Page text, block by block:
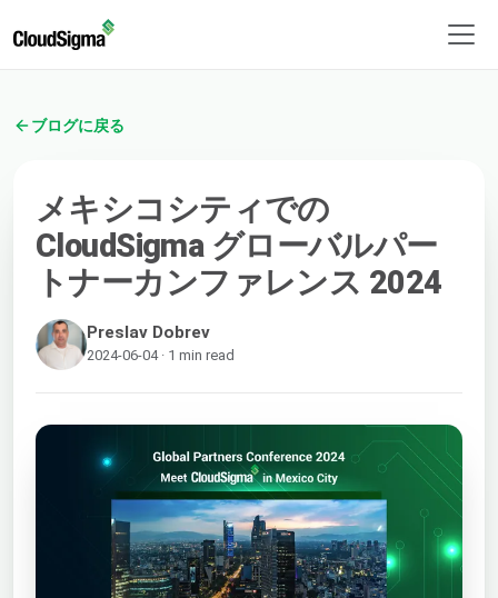
ブログに戻る
メキシコシティでの
CloudSigma グローバルパー
トナーカンファレンス 2024
Preslav Dobrev
2024-06-04 · 1 min read